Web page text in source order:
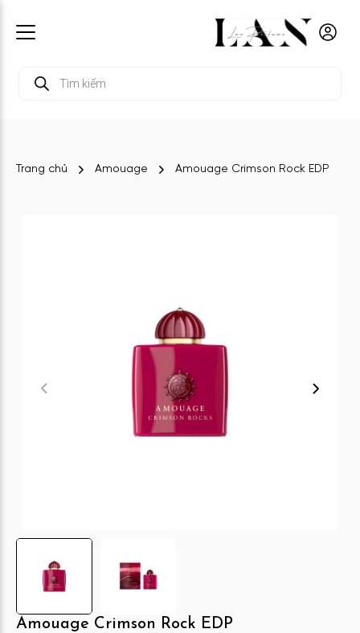
kiếm
Trang chủ Amouage Amouage Crimson Rock EDP
Amouage Crimson Rock EDP